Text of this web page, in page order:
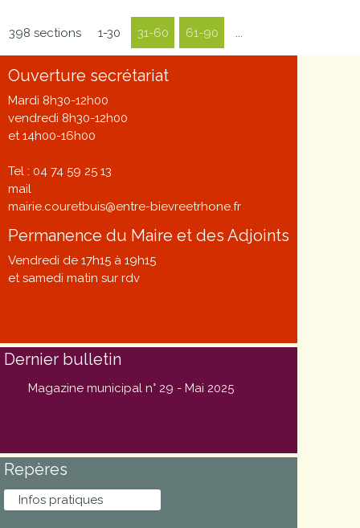
398 sections 1-30 31-60 61-90
Ouverture secrétariat
Mardi 8h30-12h00
vendredi 8h30-12h00
et 14h00-16h00
Tel : 04 74 59 25 13
mail
mairie.couretbuis@entre-bievreetrhone.fr
Permanence du Maire et des Adjoints
Vendredi de 17h15 à 19h15
et samedi matin sur rdv
Dernier bulletin
Magazine municipal n° 29 - Mai 2025
Repères
Infos pratiques